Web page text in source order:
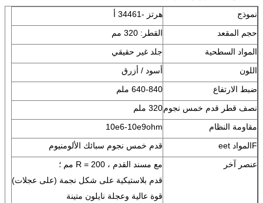
نموذج هرتز -34461 أ
حجم المقعد
القطر: 320 مم
المواد السطحية
جلد غير حقيقي
اللون
أسود / أزرق
ضبط الارتفاع
640-840 ملم
نصف قطر قدم خمس نجوم320 ملم
مقاومة النظام
10e6-10e9ohm
Fالمواد eet
قدم خمس نجوم سبائك الألومنيوم
عنصر آخر
مع مسند القدم ، R = 200 مم ؛
قدم بلاستيكية على شكل نجمة (على عجلات)
قوة عالية وعجلة نايلون متينة